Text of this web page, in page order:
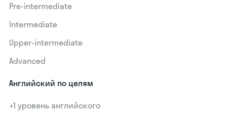
Pre-intermediate
Intermediate
Upper-intermediate
Advanced
Английский по целям
+1 уровень английского